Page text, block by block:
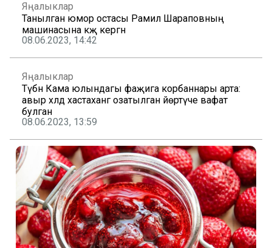
Яңалыклар
Танылган юмор остасы Рамил Шараповның
машинасына кәҗә кергән
08.06.2023, 14:42
Яңалыклар
Түбән Кама юлындагы фаҗига корбаннары арта:
авыр хәлдә хастаханәгә озатылган йөртүче вафат
булган
08.06.2023, 13:59